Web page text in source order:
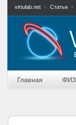
virtulab.net Статьи
Главная